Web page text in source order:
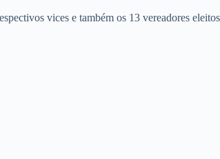
vices e também os 13 vereadores eleitos